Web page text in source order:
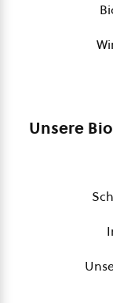
Unsere